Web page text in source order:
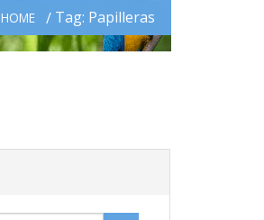
HOME Tag: Papilleras